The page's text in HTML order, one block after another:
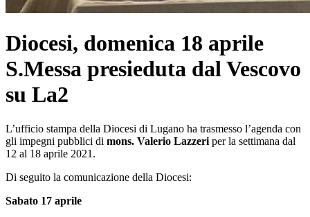
Diocesi, domenica 18 aprile
S.Messa presieduta dal Vescovo
su La2
L’ufficio stampa della Diocesi di Lugano ha trasmesso l’agenda con
gli impegni pubblici di mons. Valerio Lazzeri per la settimana dal
12 al 18 aprile 2021.
Di seguito la comunicazione della Diocesi:
Sabato 17 aprile